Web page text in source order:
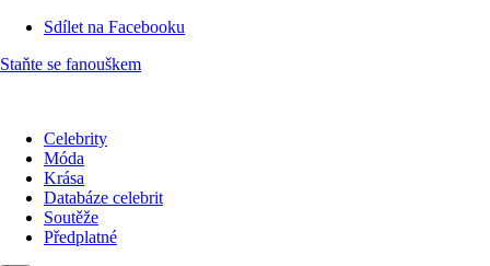
Sdílet na Facebooku
Staňte se fanouškem
Celebrity
Móda
Krása
Databáze celebrit
Soutěže
Předplatné